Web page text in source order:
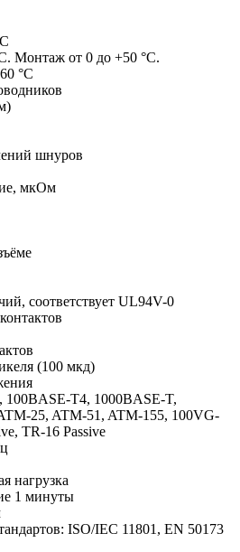
Монтаж от 0 до +50 °C.
°C
шнуров
мкОм
соответствует UL94V-0
(100 мкд)
T4, 1000BASE-T,
25, ATM-51, ATM-155, 100VG-
TR-16 Passive
нагрузка
1 минуты
ISO/IEC 11801, EN 50173